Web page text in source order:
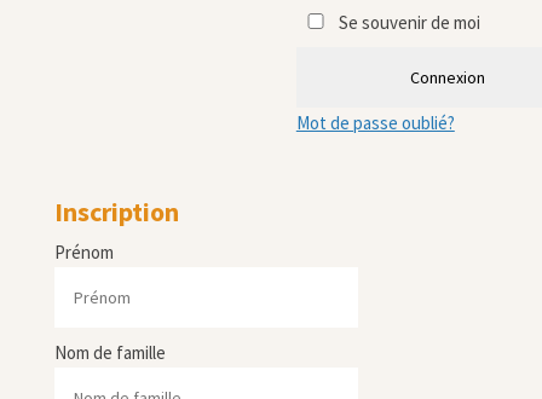
Se souvenir de moi
Connexion
Mot de passe oublié?
Inscription
Prénom
Nom de famille